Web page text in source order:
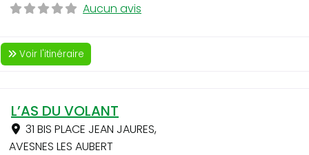
Aucun avis
Voir l'itinéraire
L’AS DU VOLANT
31 BIS PLACE JEAN JAURES,
AVESNES LES AUBERT